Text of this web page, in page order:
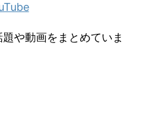
や動画をまとめていま